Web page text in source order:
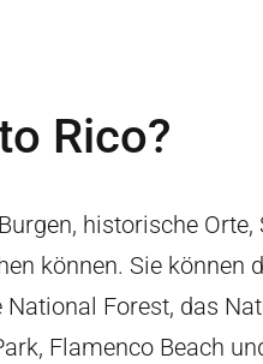
Rico?
historische Orte,
können. Sie können
Forest, das
Flamenco Beach